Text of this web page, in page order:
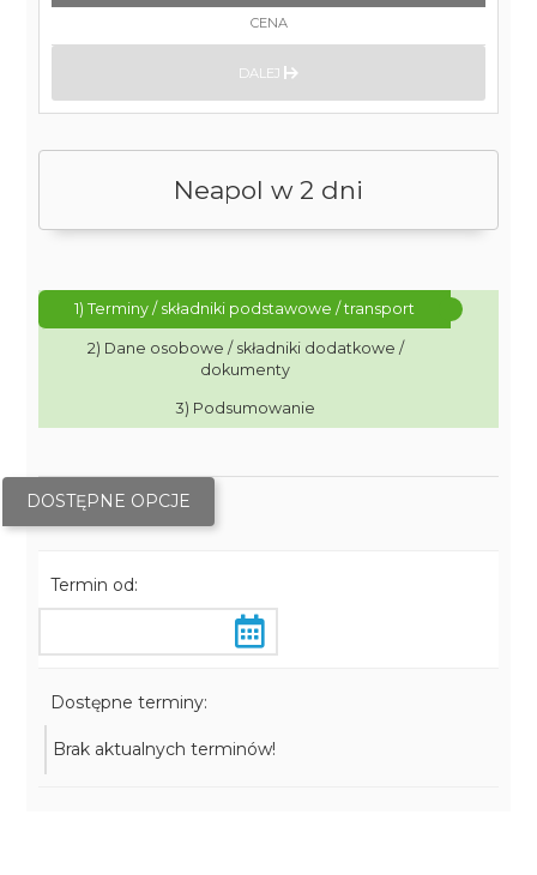
Neapol w 2 dni
1) Terminy / składniki podstawowe / transport
2) Dane osobowe / składniki dodatkowe /
dokumenty
3) Podsumowanie
DOSTĘPNE OPCJE
Termin od:
Dostępne terminy:
Brak aktualnych terminów!
CENA
DALEJ